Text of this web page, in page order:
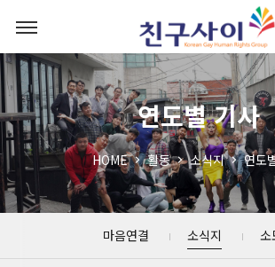
연도별 기사
HOME 활동 소식지 연도
마음연결 소식지 소